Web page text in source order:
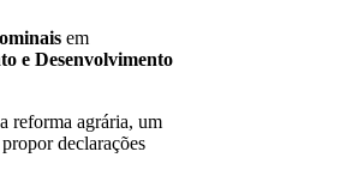
em
e Desenvolvimento
reforma agrária, um
declarações